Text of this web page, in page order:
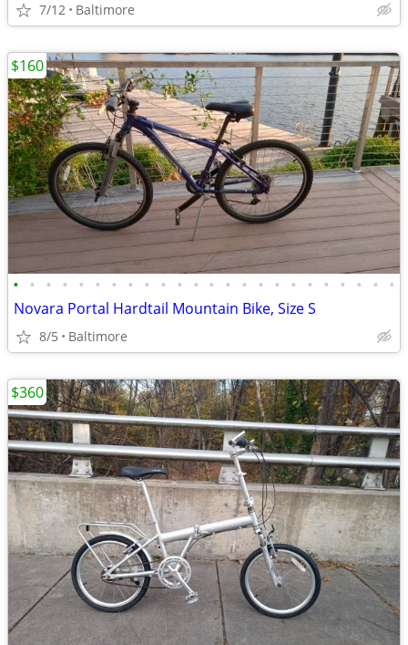
7/12 Baltimore
• • • • • • • • • • • • • • • • • • • • • • • •
Novara Portal Hardtail Mountain Bike, Size S
8/5 Baltimore
$160
$360